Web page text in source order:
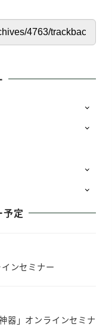
予定
ンセミナー
器」オンラインセミナ